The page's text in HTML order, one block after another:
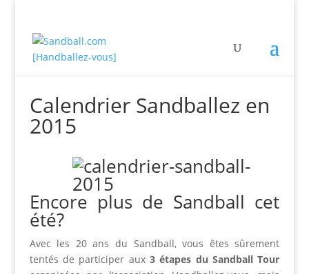
Calendrier Sandballez en
2015
Encore plus de Sandball cet
été?
Avec les 20 ans du Sandball, vous êtes sûrement
tentés de participer aux 3 étapes du Sandball Tour